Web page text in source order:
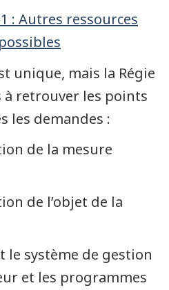
: Autres ressources
unique, mais la Régie
à retrouver les points
les demandes :
de la mesure
de l’objet de la
le système de gestion
et les programmes